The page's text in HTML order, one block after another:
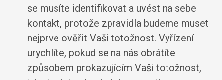
se musíte identifikovat a uvést na sebe
kontakt, protože zpravidla budeme muset
nejprve ověřit Vaši totožnost. Vyřízení
urychlíte, pokud se na nás obrátíte
způsobem prokazujícím Vaši totožnost,